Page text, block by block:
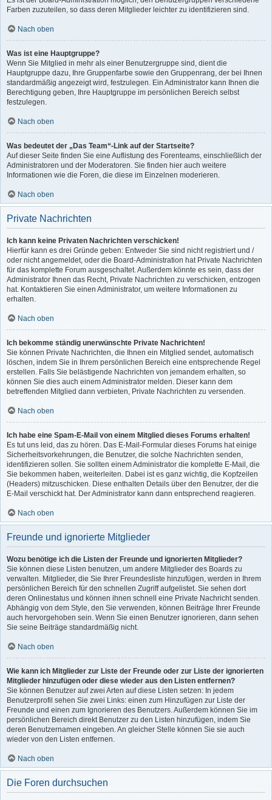
Farben zuzuteilen, so dass deren Mitglieder leichter zu identifizieren sind.
Nach oben
Was ist eine Hauptgruppe?
Wenn Sie Mitglied in mehr als einer Benutzergruppe sind, dient die
Hauptgruppe dazu, Ihre Gruppenfarbe sowie den Gruppenrang, der bei Ihnen
standardmäßig angezeigt wird, festzulegen. Ein Administrator kann Ihnen die
Berechtigung geben, Ihre Hauptgruppe im persönlichen Bereich selbst
festzulegen.
Nach oben
Was bedeutet der „Das Team“-Link auf der Startseite?
Auf dieser Seite finden Sie eine Auflistung des Forenteams, einschließlich der
Administratoren und der Moderatoren. Sie finden hier auch weitere
Informationen wie die Foren, die diese im Einzelnen moderieren.
Nach oben
Private Nachrichten
Ich kann keine Privaten Nachrichten verschicken!
Hierfür kann es drei Gründe geben: Entweder Sie sind nicht registriert und /
oder nicht angemeldet, oder die Board-Administration hat Private Nachrichten
für das komplette Forum ausgeschaltet. Außerdem könnte es sein, dass der
Administrator Ihnen das Recht, Private Nachrichten zu verschicken, entzogen
hat. Kontaktieren Sie einen Administrator, um weitere Informationen zu
erhalten.
Nach oben
Ich bekomme ständig unerwünschte Private Nachrichten!
Sie können Private Nachrichten, die Ihnen ein Mitglied sendet, automatisch
löschen, indem Sie in Ihrem persönlichen Bereich eine entsprechende Regel
erstellen. Falls Sie belästigende Nachrichten von jemandem erhalten, so
können Sie dies auch einem Administrator melden. Dieser kann dem
betreffenden Mitglied dann verbieten, Private Nachrichten zu versenden.
Nach oben
Ich habe eine Spam-E-Mail von einem Mitglied dieses Forums erhalten!
Es tut uns leid, das zu hören. Das E-Mail-Formular dieses Forums hat einige
Sicherheitsvorkehrungen, die Benutzer, die solche Nachrichten senden,
identifizieren sollen. Sie sollten einem Administrator die komplette E-Mail, die
Sie bekommen haben, weiterleiten. Dabei ist es ganz wichtig, die Kopfzeilen
(Headers) mitzuschicken. Diese enthalten Details über den Benutzer, der die
E-Mail verschickt hat. Der Administrator kann dann entsprechend reagieren.
Nach oben
Freunde und ignorierte Mitglieder
Wozu benötige ich die Listen der Freunde und ignorierten Mitglieder?
Sie können diese Listen benutzen, um andere Mitglieder des Boards zu
verwalten. Mitglieder, die Sie Ihrer Freundesliste hinzufügen, werden in Ihrem
persönlichen Bereich für den schnellen Zugriff aufgelistet. Sie sehen dort
deren Onlinestatus und können ihnen schnell eine Private Nachricht senden.
Abhängig von dem Style, den Sie verwenden, können Beiträge Ihrer Freunde
auch hervorgehoben sein. Wenn Sie einen Benutzer ignorieren, dann sehen
Sie seine Beiträge standardmäßig nicht.
Nach oben
Wie kann ich Mitglieder zur Liste der Freunde oder zur Liste der ignorierten
Mitglieder hinzufügen oder diese wieder aus den Listen entfernen?
Sie können Benutzer auf zwei Arten auf diese Listen setzen: In jedem
Benutzerprofil sehen Sie zwei Links: einen zum Hinzufügen zur Liste der
Freunde und einen zum Ignorieren des Benutzers. Außerdem können Sie im
persönlichen Bereich direkt Benutzer zu den Listen hinzufügen, indem Sie
deren Benutzernamen eingeben. An gleicher Stelle können Sie sie auch
wieder von den Listen entfernen.
Nach oben
Die Foren durchsuchen